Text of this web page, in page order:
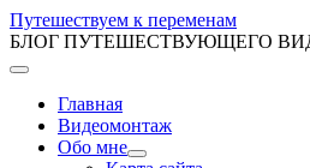
Путешествуем к переменам
БЛОГ ПУТЕШЕСТВУЮЩЕГО
Главная
Видеомонтаж
Обо мне